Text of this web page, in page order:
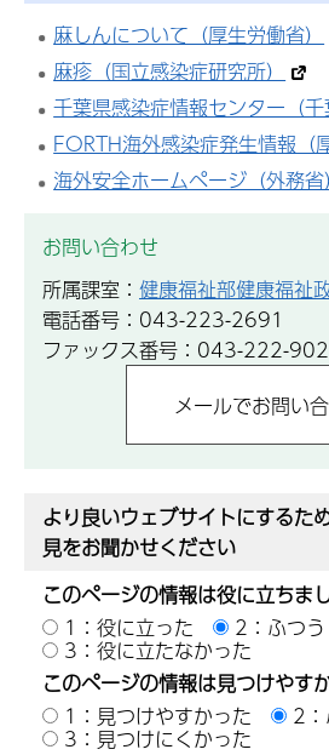
麻しんについて（厚生労働省）
麻疹（国立感染症研究所）
千葉県感染症情報センター（千
FORTH海外感染症発生情報（
海外安全ホームページ（外務省）
お問い合わせ
所属課室： 健康福祉部健康福祉
電話番号：043-223-2691
ファックス番号：043-222-
より良いウェブサイトにするた
見をお聞かせください
このページの情報は役に立ちま
1：役に立った
2：ふつう
3：役に立たなかった
このページの情報は見つけやす
1：見つけやすかった
2
3：見つけにくかった